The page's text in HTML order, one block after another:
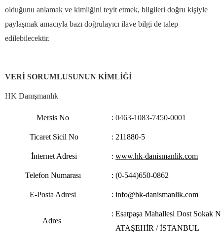
olduğunu anlamak ve kimliğini teyit etmek, bilgileri doğru kişiyle
paylaşmak amacıyla bazı doğrulayıcı ilave bilgi de talep
edilebilecektir.
VERİ SORUMLUSUNUN KİMLİĞİ
HK Danışmanlık
Mersis No : 0463-1083-7450-0001
Ticaret Sicil No : 211880-5
İnternet Adresi : www.hk-danismanlik.com
Telefon Numarası : (0-544)650-0862
E-Posta Adresi : info@hk-danismanlik.com
Adres
: Esatpaşa Mahallesi Dost Sokak
ATAŞEHİR / İSTANBUL